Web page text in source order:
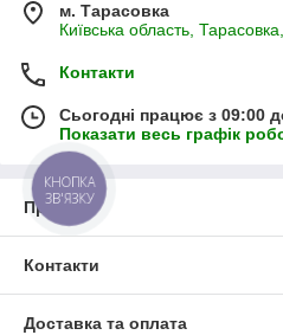
м. Тарасовка
Київська область,
Контакти
Сьогодні працює з 09:00
Показати весь графік
Про нас
Контакти
Доставка та оплата
КНОПКА
ЗВ'ЯЗКУ